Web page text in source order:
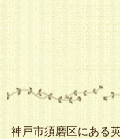
神戸市須磨区にある